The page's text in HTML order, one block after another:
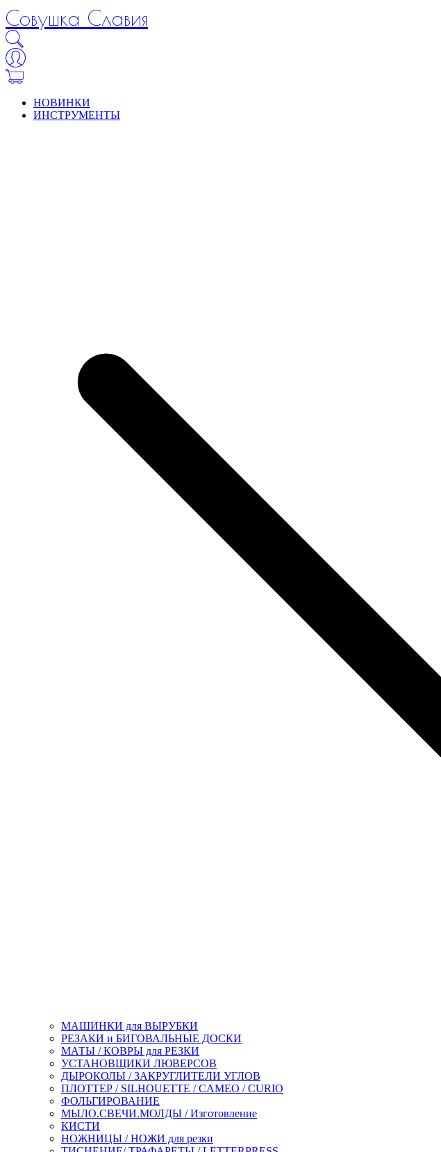
Совушка Славия
НОВИНКИ
ИНСТРУМЕНТЫ
МАШИНКИ для ВЫРУБКИ
РЕЗАКИ и БИГОВАЛЬНЫЕ ДОСКИ
МАТЫ / КОВРЫ для РЕЗКИ
УСТАНОВЩИКИ ЛЮВЕРСОВ
ДЫРОКОЛЫ / ЗАКРУГЛИТЕЛИ УГЛОВ
ПЛОТТЕР / SILHOUETTE / CAMEO / CURIO
ФОЛЬГИРОВАНИЕ
МЫЛО.СВЕЧИ.МОЛДЫ / Изготовление
КИСТИ
НОЖНИЦЫ / НОЖИ для резки